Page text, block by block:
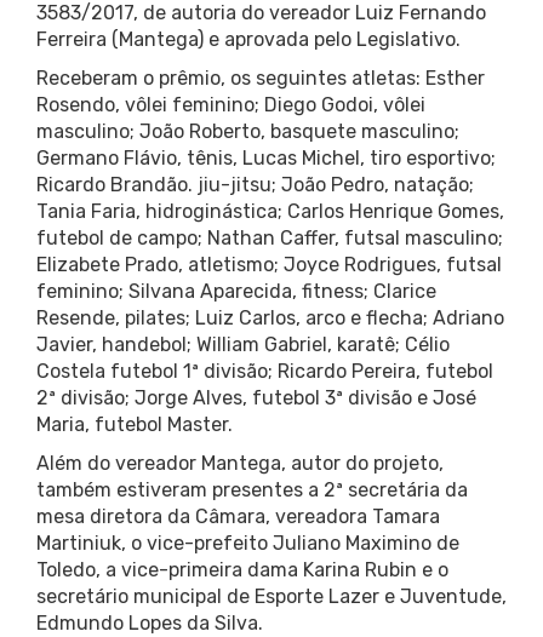
3583/2017, de autoria do vereador Luiz Fernando
Ferreira (Mantega) e aprovada pelo Legislativo.
Receberam o prêmio, os seguintes atletas: Esther
Rosendo, vôlei feminino; Diego Godoi, vôlei
masculino; João Roberto, basquete masculino;
Germano Flávio, tênis, Lucas Michel, tiro esportivo;
Ricardo Brandão. jiu-jitsu; João Pedro, natação;
Tania Faria, hidroginástica; Carlos Henrique Gomes,
futebol de campo; Nathan Caffer, futsal masculino;
Elizabete Prado, atletismo; Joyce Rodrigues, futsal
feminino; Silvana Aparecida, fitness; Clarice
Resende, pilates; Luiz Carlos, arco e flecha; Adriano
Javier, handebol; William Gabriel, karatê; Célio
Costela futebol 1ª divisão; Ricardo Pereira, futebol
2ª divisão; Jorge Alves, futebol 3ª divisão e José
Maria, futebol Master.
Além do vereador Mantega, autor do projeto,
também estiveram presentes a 2ª secretária da
mesa diretora da Câmara, vereadora Tamara
Martiniuk, o vice-prefeito Juliano Maximino de
Toledo, a vice-primeira dama Karina Rubin e o
secretário municipal de Esporte Lazer e Juventude,
Edmundo Lopes da Silva.